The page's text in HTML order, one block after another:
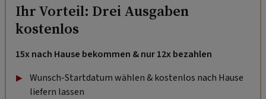
Ihr Vorteil: Drei Ausgaben
kostenlos
15x nach Hause bekommen & nur 12x bezahlen
Wunsch-Startdatum wählen & kostenlos nach Hause
liefern lassen